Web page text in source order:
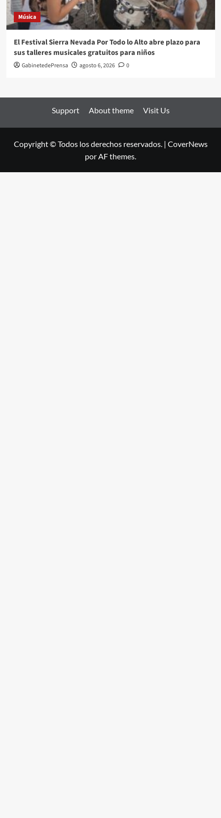
Música
El Festival Sierra Nevada Por Todo lo Alto abre plazo para
sus talleres musicales gratuitos para niños
GabinetedePrensa agosto 6, 2026 0
Support About theme Visit Us
Copyright © Todos los derechos reservados. | CoverNews
por AF themes.